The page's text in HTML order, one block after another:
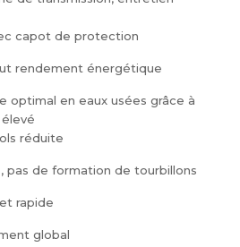
capot de protection
rendement énergétique
optimal en eaux usées grâce à
réduite
pas de formation de tourbillons
rapide
global